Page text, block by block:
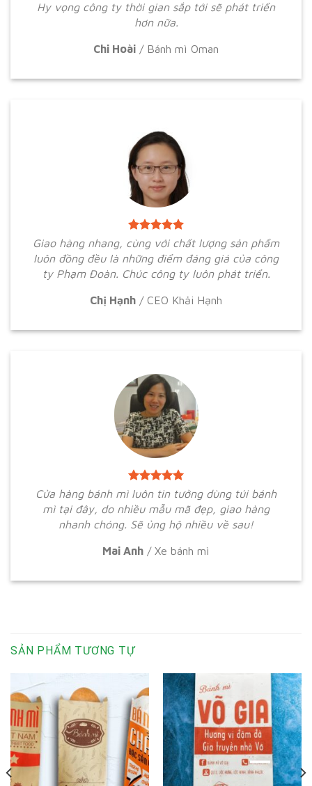
Hy vọng công ty thời gian sắp tới sẽ phát triển
hơn nữa.
Chi Hoài / Bánh mì Oman
Giao hàng nhang, cùng với chất lượng sản phẩm
luôn đồng đều là những điểm đáng giá của công
ty Phạm Đoàn. Chúc công ty luôn phát triển.
Chị Hạnh / CEO Khải Hạnh
Cửa hàng bánh mì luôn tin tưởng dùng túi bánh
mì tại đây, do nhiều mẫu mã đẹp, giao hàng
nhanh chóng. Sẽ ủng hộ nhiều về sau!
Mai Anh / Xe bánh mì
SẢN PHẨM TƯƠNG TỰ